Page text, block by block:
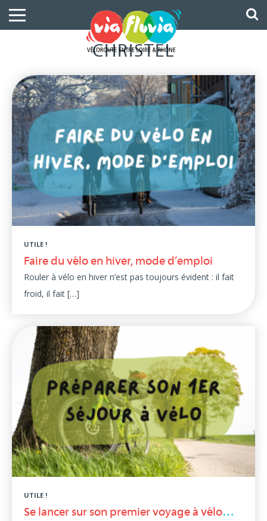
CHRISTEL
UTILE !
Faire du vélo en hiver, mode d’emploi
Rouler à vélo en hiver n’est pas toujours évident : il fait
froid, il fait […]
UTILE !
Se lancer sur son premier voyage à vélo… sur la Via Fluvia